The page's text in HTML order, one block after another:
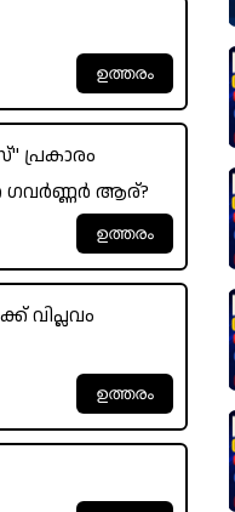
പ്രകാരം
ഗവർണ്ണർ ആര്?
വിപ്ലവം